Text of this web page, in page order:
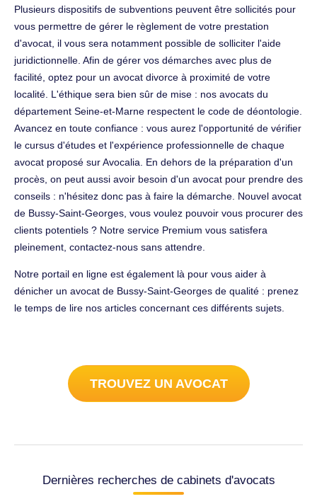
Plusieurs dispositifs de subventions peuvent être sollicités pour
vous permettre de gérer le règlement de votre prestation
d'avocat, il vous sera notamment possible de solliciter l'aide
juridictionnelle. Afin de gérer vos démarches avec plus de
facilité, optez pour un avocat divorce à proximité de votre
localité. L'éthique sera bien sûr de mise : nos avocats du
département Seine-et-Marne respectent le code de déontologie.
Avancez en toute confiance : vous aurez l'opportunité de vérifier
le cursus d'études et l'expérience professionnelle de chaque
avocat proposé sur Avocalia. En dehors de la préparation d'un
procès, on peut aussi avoir besoin d'un avocat pour prendre des
conseils : n'hésitez donc pas à faire la démarche. Nouvel avocat
de Bussy-Saint-Georges, vous voulez pouvoir vous procurer des
clients potentiels ? Notre service Premium vous satisfera
pleinement, contactez-nous sans attendre.
Notre portail en ligne est également là pour vous aider à
dénicher un avocat de Bussy-Saint-Georges de qualité : prenez
le temps de lire nos articles concernant ces différents sujets.
TROUVEZ UN AVOCAT
Dernières recherches de cabinets d'avocats